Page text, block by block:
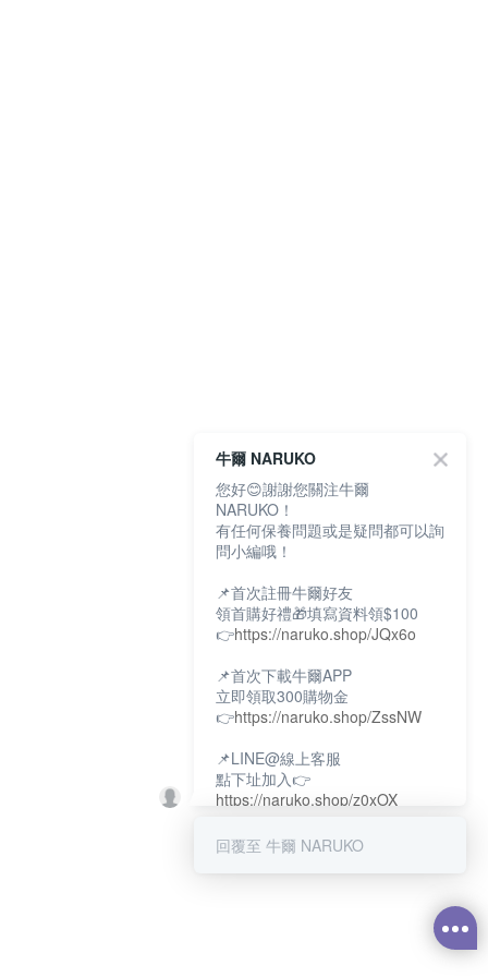
牛爾 NARUKO
您好😊謝謝您關注牛爾
NARUKO！
有任何保養問題或是疑問都可以詢
問小編哦！
📌首次註冊牛爾好友
領首購好禮🎁填寫資料領$100
👉https://naruko.shop/JQx6o
📌首次下載牛爾APP
立即領取300購物金
👉https://naruko.shop/ZssNW
📌LINE@線上客服
點下址加入👉
https://naruko.shop/z0xOX
📌電話客服：02-26581707
回覆至 牛爾 NARUKO